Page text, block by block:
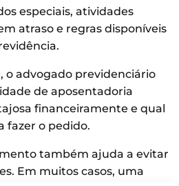
especiais, atividades
atraso e regras disponíveis
o advogado previdenciário
de aposentadoria
financeiramente e qual
fazer o pedido.
também ajuda a evitar
Em muitos casos, uma